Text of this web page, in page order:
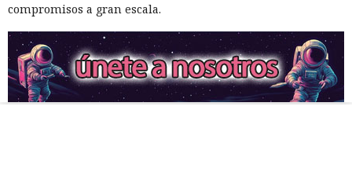
compromisos a gran escala.